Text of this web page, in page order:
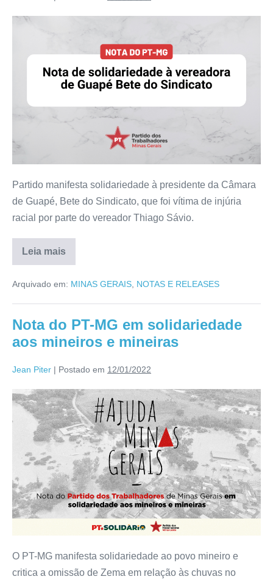
Partido manifesta solidariedade à presidente da Câmara
de Guapé, Bete do Sindicato, que foi vítima de injúria
racial por parte do vereador Thiago Sávio.
Leia mais
Arquivado em: MINAS GERAIS NOTAS E RELEASES
Nota do PT-MG em solidariedade
aos mineiros e mineiras
Jean Piter | Postado em 12/01/2022
O PT-MG manifesta solidariedade ao povo mineiro e
critica a omissão de Zema em relação às chuvas no